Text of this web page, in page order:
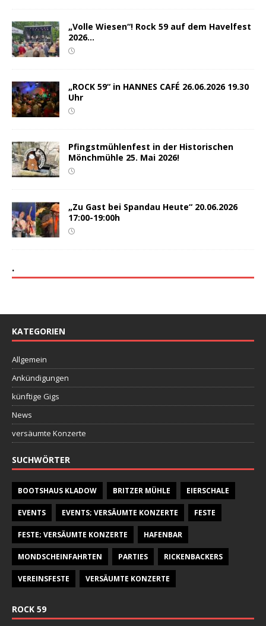
„Volle Wiesen“! Rock 59 auf dem Havelfest
2026…
„ROCK 59“ in HANNES CAFÉ 26.06.2026 19.30
Uhr
Pfingstmühlenfest in der Historischen
Mönchmühle 25. Mai 2026!
„Zu Gast bei Spandau Heute“ 20.06.2026
17:00-19:00h
.
KATEGORIEN
Allgemein
Ankündigungen
künftige Gigs
News
versäumte Konzerte
SUCHWÖRTER
BOOTSHAUS KLADOW BRITZER MÜHLE EIERSCHALE
EVENTS EVENTS; VERSÄUMTE KONZERTE FESTE
FESTE; VERSÄUMTE KONZERTE HAFENBAR
MONDSCHEINFAHRTEN PARTIES RICKENBACKERS
VEREINSFESTE VERSÄUMTE KONZERTE
ROCK 59